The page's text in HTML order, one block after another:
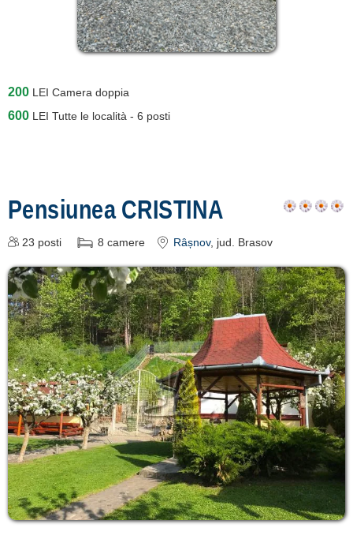
200 LEI Camera doppia
600 LEI Tutte le località - 6 posti
Pensiunea CRISTINA
23 posti 8 camere Râșnov, jud. Brasov